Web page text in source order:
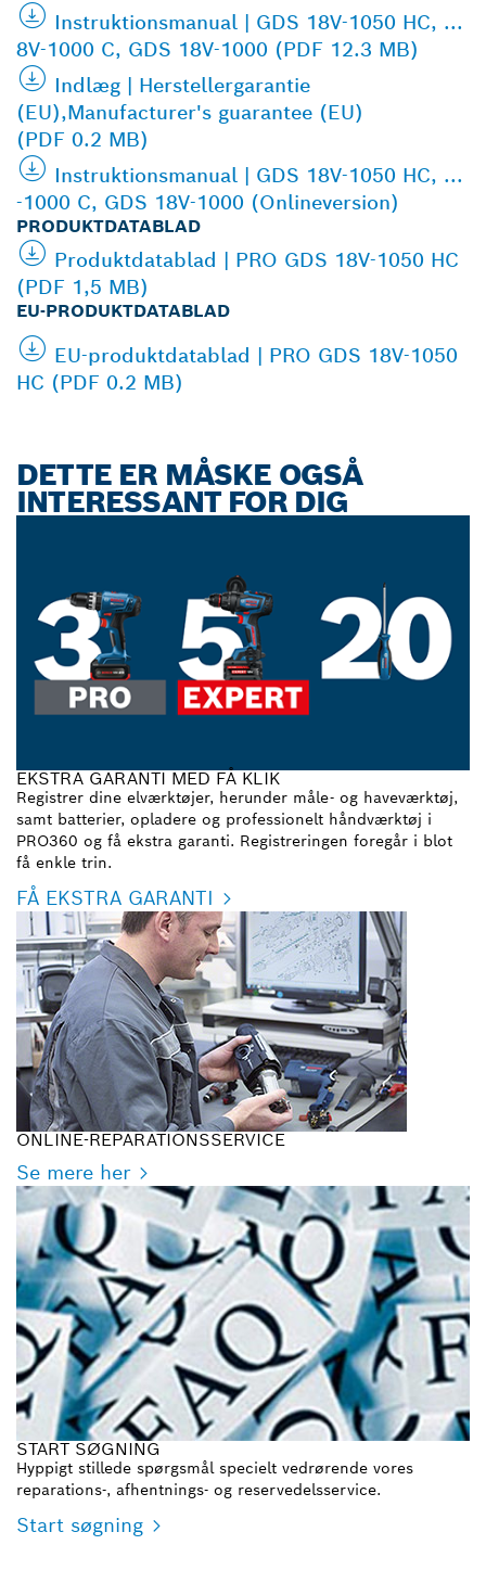
Instruktionsmanual | GDS 18V-1050 HC, ...
8V-1000 C, GDS 18V-1000 (PDF 12.3 MB)
Indlæg | Herstellergarantie
(EU),Manufacturer's guarantee (EU)
(PDF 0.2 MB)
Instruktionsmanual | GDS 18V-1050 HC, ...
-1000 C, GDS 18V-1000 (Onlineversion)
PRODUKTDATABLAD
Produktdatablad | PRO GDS 18V-1050 HC
(PDF 1,5 MB)
EU-PRODUKTDATABLAD
EU-produktdatablad | PRO GDS 18V-1050
HC (PDF 0.2 MB)
DETTE ER MÅSKE OGSÅ
INTERESSANT FOR DIG
EKSTRA GARANTI MED FÅ KLIK
Registrer dine elværktøjer, herunder måle- og haveværktøj,
samt batterier, opladere og professionelt håndværktøj i
PRO360 og få ekstra garanti. Registreringen foregår i blot
få enkle trin.
FÅ EKSTRA GARANTI
ONLINE-REPARATIONSSERVICE
Se mere her
START SØGNING
Hyppigt stillede spørgsmål specielt vedrørende vores
reparations-, afhentnings- og reservedelsservice.
Start søgning